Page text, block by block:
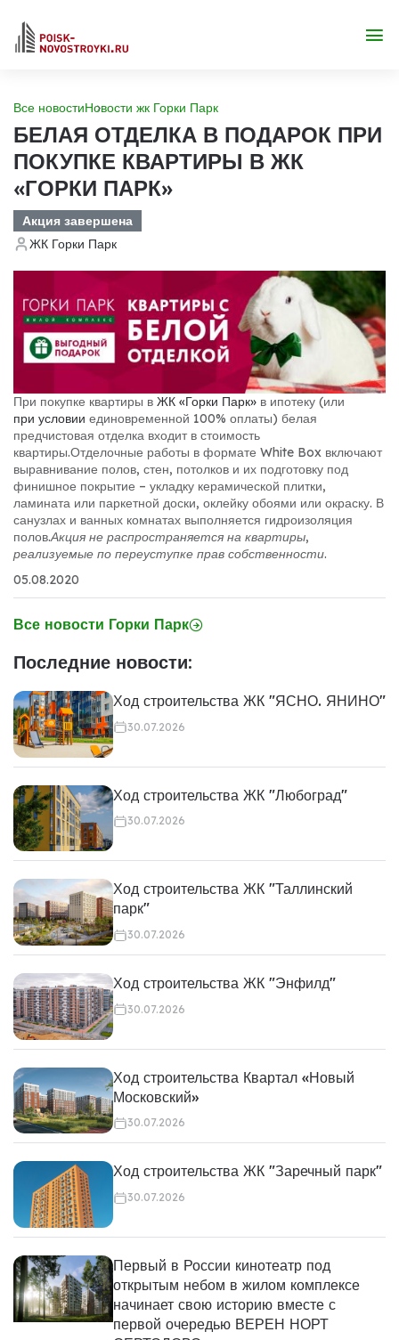
Все новостиНовости жк Горки Парк
БЕЛАЯ ОТДЕЛКА В ПОДАРОК ПРИ
ПОКУПКЕ КВАРТИРЫ В ЖК
«ГОРКИ ПАРК»
Акция завершена
ЖК Горки Парк
При покупке квартиры в ЖК «Горки Парк» в ипотеку (или
при условии единовременной 100% оплаты) белая
предчистовая отделка входит в стоимость
квартиры.Отделочные работы в формате White Box включают
выравнивание полов, стен, потолков и их подготовку под
финишное покрытие – укладку керамической плитки,
ламината или паркетной доски, оклейку обоями или окраску. В
санузлах и ванных комнатах выполняется гидроизоляция
полов.Акция не распространяется на квартиры,
реализуемые по переуступке прав собственности.
05.08.2020
Все новости Горки Парк
Последние новости:
Ход строительства ЖК "ЯСНО. ЯНИНО"
30.07.2026
Ход строительства ЖК "Любоград"
30.07.2026
Ход строительства ЖК "Таллинский
парк"
30.07.2026
Ход строительства ЖК "Энфилд"
30.07.2026
Ход строительства Квартал «Новый
Московский»
30.07.2026
Ход строительства ЖК "Заречный парк"
30.07.2026
Первый в России кинотеатр под
открытым небом в жилом комплексе
начинает свою историю вместе с
первой очередью ВЕРЕН НОРТ